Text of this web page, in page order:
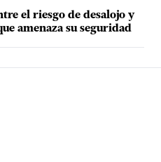
el riesgo de desalojo y
amenaza su seguridad